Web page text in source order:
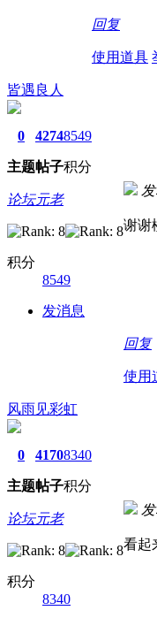
回复
使用道具
皆遇良人
0
主题
4274
帖子
8549
积分
论坛元老
积分
8549
发消息
谢谢
回复
使用
风雨见彩虹
0
主题
4170
帖子
8340
积分
论坛元老
积分
8340
看起